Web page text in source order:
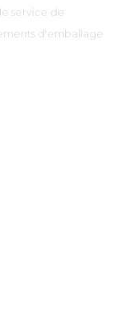
service de
d'emballage